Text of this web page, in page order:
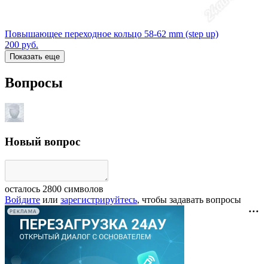
Повышающее переходное кольцо 58-62 mm (step up)
200 руб.
Показать еще
Вопросы
Новый вопрос
осталось 2800 символов
Войдите или зарегистрируйтесь, чтобы задавать вопросы
РЕКЛАМА